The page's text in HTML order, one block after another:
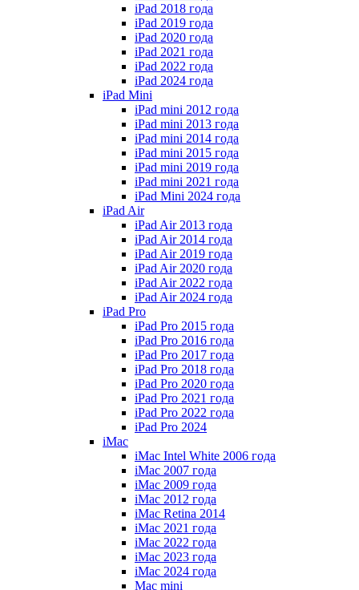
iPad 2018 года
iPad 2019 года
iPad 2020 года
iPad 2021 года
iPad 2022 года
iPad 2024 года
iPad Mini
iPad mini 2012 года
iPad mini 2013 года
iPad mini 2014 года
iPad mini 2015 года
iPad mini 2019 года
iPad mini 2021 года
iPad Mini 2024 года
iPad Air
iPad Air 2013 года
iPad Air 2014 года
iPad Air 2019 года
iPad Air 2020 года
iPad Air 2022 года
iPad Air 2024 года
iPad Pro
iPad Pro 2015 года
iPad Pro 2016 года
iPad Pro 2017 года
iPad Pro 2018 года
iPad Pro 2020 года
iPad Pro 2021 года
iPad Pro 2022 года
iPad Pro 2024
iMac
iMac Intel White 2006 года
iMac 2007 года
iMac 2009 года
iMac 2012 года
iMac Retina 2014
iMac 2021 года
iMac 2022 года
iMac 2023 года
iMac 2024 года
Mac mini